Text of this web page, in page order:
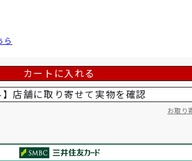
ら
カートに入れる
】店舗に取り寄せて 実物を確認
お取り